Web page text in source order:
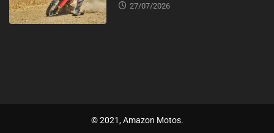
27/07/2026
© 2021, Amazon Motos.